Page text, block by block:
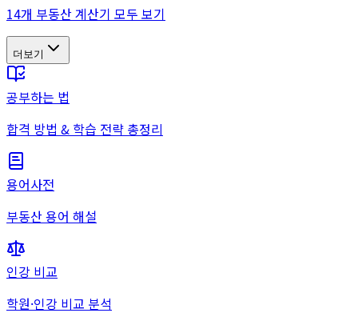
14개 부동산 계산기 모두 보기
더보기
공부하는 법
합격 방법 & 학습 전략 총정리
용어사전
부동산 용어 해설
인강 비교
학원·인강 비교 분석